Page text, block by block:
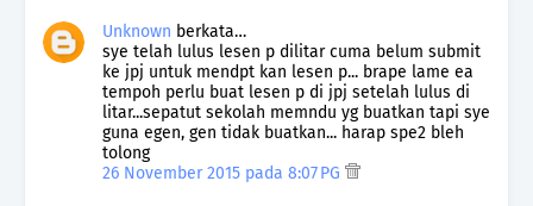
Unknown berkata…
sye telah lulus lesen p dilitar cuma belum submit
ke jpj untuk mendpt kan lesen p... brape lame ea
tempoh perlu buat lesen p di jpj setelah lulus di
litar...sepatut sekolah memndu yg buatkan tapi sye
guna egen, gen tidak buatkan... harap spe2 bleh
tolong
26 November 2015 pada 8:07 PG